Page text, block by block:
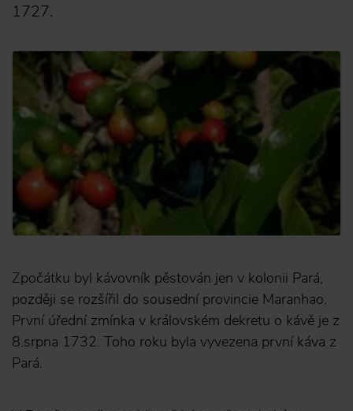
1727.
Zpočátku byl kávovník pěstován jen v kolonii Pará,
později se rozšířil do sousední provincie Maranhao.
První úřední zmínka v královském dekretu o kávě je z
8.srpna 1732. Toho roku byla vyvezena první káva z
Pará.